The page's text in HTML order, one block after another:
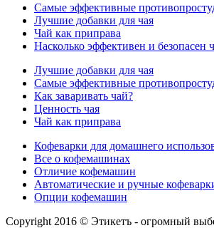
Самые эффективные
Лучшие добавки для чая
Чай как приправа
Насколько эффективен и безопасен
Лучшие добавки для чая
Самые эффективные
Как заваривать чай?
Ценность чая
Чай как приправа
Кофеварки для домашнего
Все о кофемашинах
Отличие кофемашин
Автоматические и ручные
Опции кофемашин
Copyright 2016 © Этикетъ - огромный